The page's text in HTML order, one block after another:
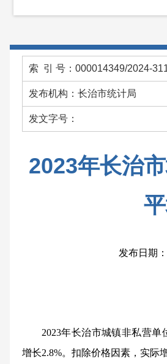
索 引 号：000014349/2024-
发布机构：长治市统计局
发文字号：
2023年长治
发布日期
2023年长治市城镇非私营单
增长2.8%。扣除价格因素，实际